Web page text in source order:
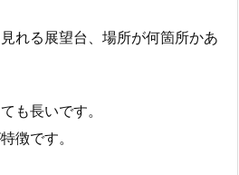
れる展望台、場所が何箇所かあ
も長いです。
徴です。